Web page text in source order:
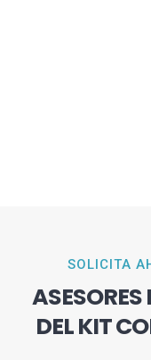
SOLICITA
DEL KIT